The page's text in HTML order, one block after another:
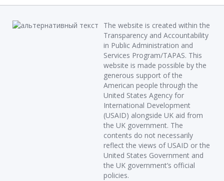
The website is created within the
Transparency and Accountability
in Public Administration and
Services Program/TAPAS. This
website is made possible by the
generous support of the
American people through the
United States Agency for
International Development
(USAID) alongside UK aid from
the UK government. The
contents do not necessarily
reflect the views of USAID or the
United States Government and
the UK government’s official
policies.